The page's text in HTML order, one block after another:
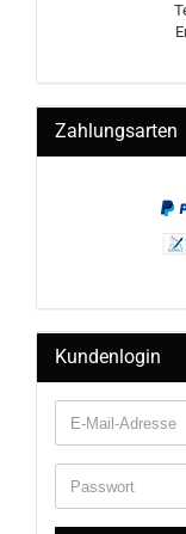
Zahlungsarten
Kundenlogin